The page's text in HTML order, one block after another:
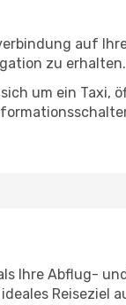
auf
zu erhalten.
um ein Taxi,
Ihre Abflug-
Reiseziel